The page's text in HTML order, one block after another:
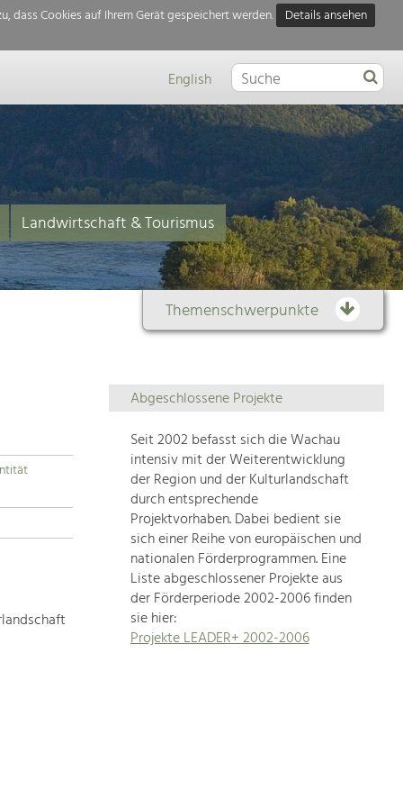
dass Cookies auf Ihrem Gerät gespeichert werden.
Details ansehen
English
Landwirtschaft & Tourismus
Themenschwerpunkte
Themenübersicht
Die
Regionalentwicklung
in
unserer
Region
ist
sehr
vielfältig.
Deshalb
geben
wir
hier
Abgeschlossene Projekte
Seit 2002 befasst sich die Wachau
intensiv mit der Weiterentwicklung
der Region und der Kulturlandschaft
durch entsprechende
Projektvorhaben. Dabei bedient sie
sich einer Reihe von europäischen und
nationalen Förderprogrammen. Eine
Liste abgeschlossener Projekte aus
der Förderperiode 2002-2006 finden
sie hier:
Projekte LEADER+ 2002-2006